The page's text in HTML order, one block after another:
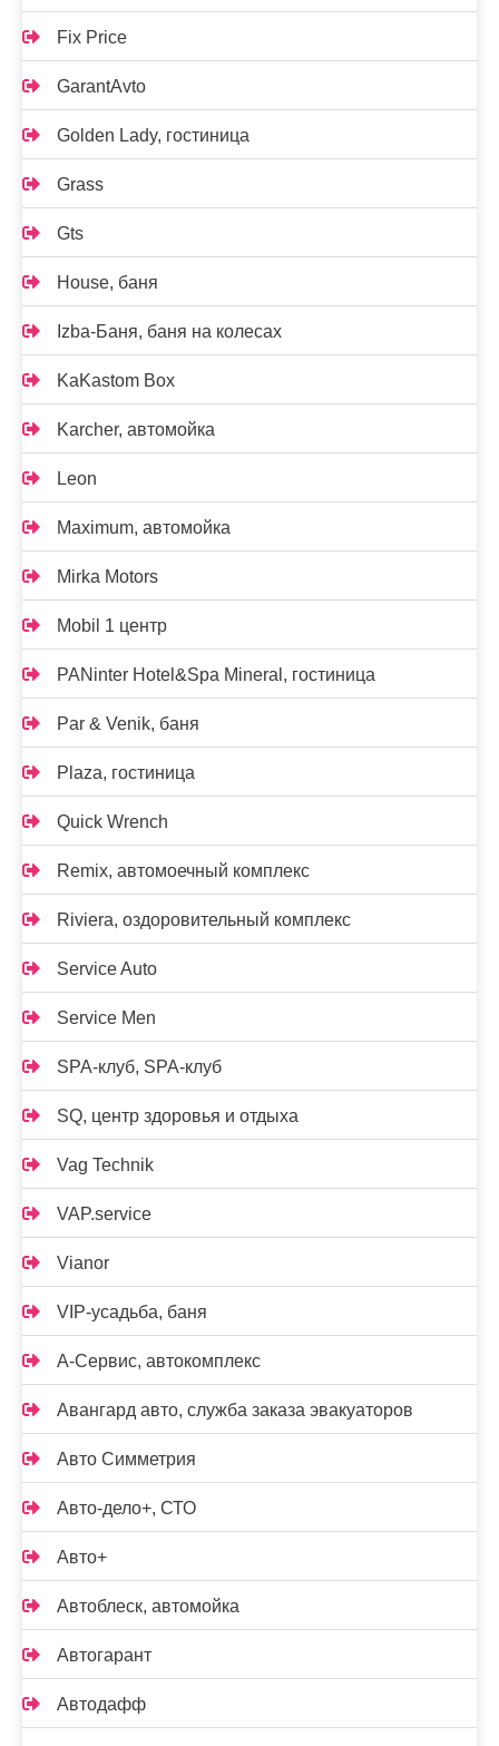
Fix Price
GarantAvto
Golden Lady, гостиница
Grass
Gts
House, баня
Izba-Баня, баня на колесах
KaKastom Box
Karcher, автомойка
Leon
Maximum, автомойка
Mirka Motors
Mobil 1 центр
PANinter Hotel&Spa Mineral, гостиница
Par & Venik, баня
Plaza, гостиница
Quick Wrench
Remix, автомоечный комплекс
Riviera, оздоровительный комплекс
Service Auto
Service Men
SPA-клуб, SPA-клуб
SQ, центр здоровья и отдыха
Vag Technik
VAP.service
Vianor
VIP-усадьба, баня
А-Сервис, автокомплекс
Авангард авто, служба заказа эвакуаторов
Авто Симметрия
Авто-дело+, СТО
Авто+
Автоблеск, автомойка
Автогарант
Автодафф